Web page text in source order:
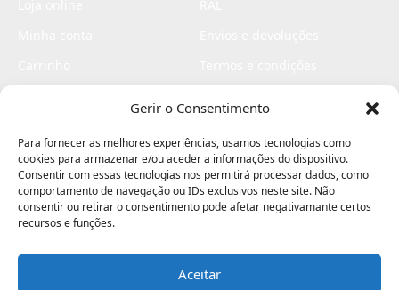
Gerir o Consentimento
Para fornecer as melhores experiências, usamos tecnologias como
cookies para armazenar e/ou aceder a informações do dispositivo.
Consentir com essas tecnologias nos permitirá processar dados, como
comportamento de navegação ou IDs exclusivos neste site. Não
consentir ou retirar o consentimento pode afetar negativamante certos
recursos e funções.
Aceitar
Livro de elogios